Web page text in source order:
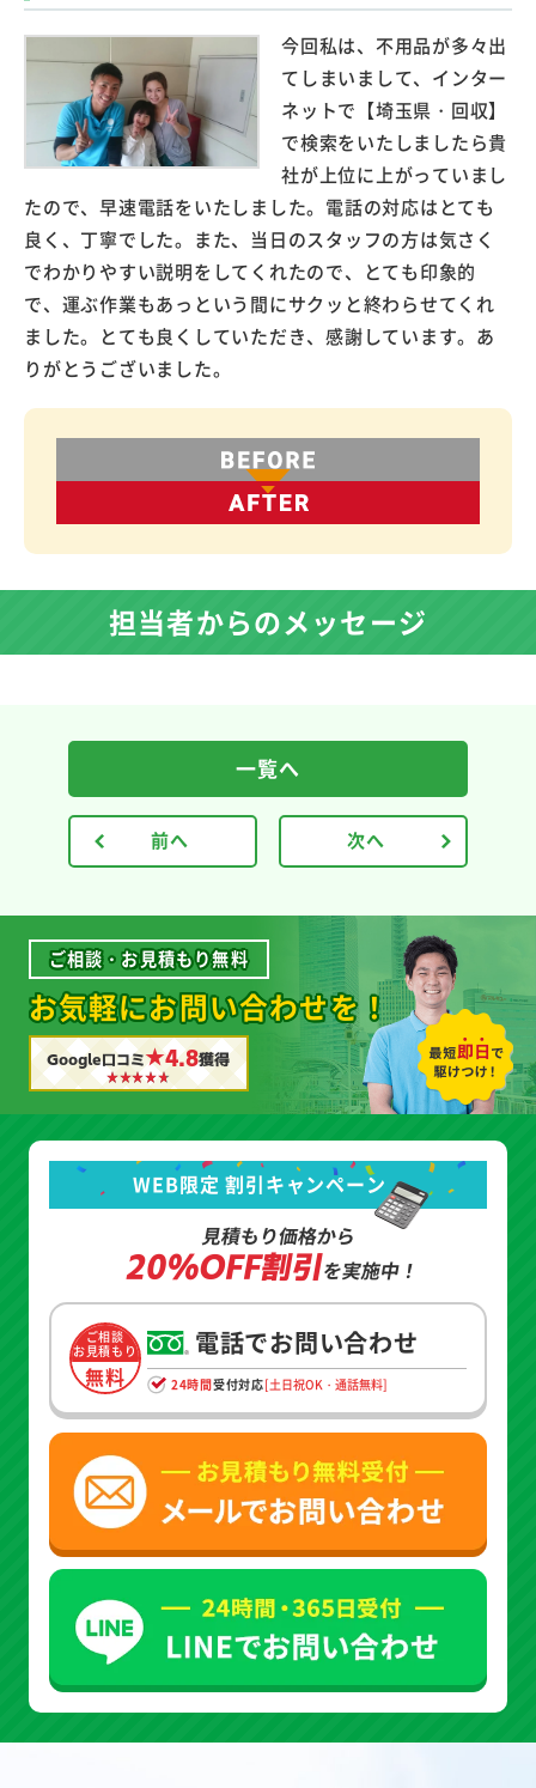
今回私は、不用品が多々出
てしまいまして、インター
ネットで【埼玉県・回収】
で検索をいたしましたら貴
社が上位に上がっていまし
たので、早速電話をいたしました。電話の対応はとても
良く、丁寧でした。また、当日のスタッフの方は気さく
でわかりやすい説明をしてくれたので、とても印象的
で、運ぶ作業もあっという間にサクッと終わらせてくれ
ました。とても良くしていただき、感謝しています。あ
りがとうございました。
担当者からのメッセージ
前へ
一覧へ
次へ
ご相談・お見積もり無料
お気軽にお問い合わせを！
Google口コミ★4.8獲得
WEB限定 割引キャンペーン
見積もり価格から
20%OFF割引を実施中！
ご相談
お見積もり
無料
電話でお問い合わせ
24時間受付対応[土日祝OK・通話無料]